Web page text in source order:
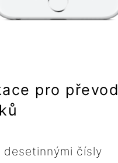
pro převod
desetinnými čísly